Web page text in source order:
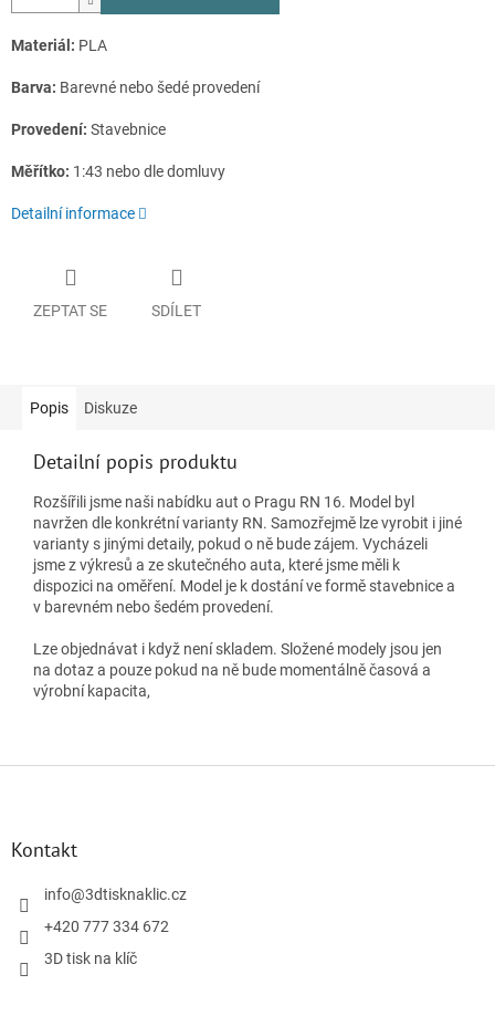
Materiál: PLA
Barva: Barevné nebo šedé provedení
Provedení: Stavebnice
Měřítko: 1:43 nebo dle domluvy
Detailní informace
ZEPTAT SE SDÍLET
Popis Diskuze
Detailní popis produktu
Rozšířili jsme naši nabídku aut o Pragu RN 16. Model byl
navržen dle konkrétní varianty RN. Samozřejmě lze vyrobit i jiné
varianty s jinými detaily, pokud o ně bude zájem. Vycházeli
jsme z výkresů a ze skutečného auta, které jsme měli k
dispozici na oměření. Model je k dostání ve formě stavebnice a
v barevném nebo šedém provedení.
Lze objednávat i když není skladem. Složené modely jsou jen
na dotaz a pouze pokud na ně bude momentálně časová a
výrobní kapacita,
Z
Kontakt
info@3dtisknaklic.cz
+420 777 334 672
3D tisk na klíč